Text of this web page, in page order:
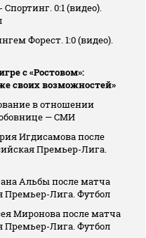
0:1 (видео).
Форест. 1:0 (видео).
с «Ростовом»:
своих возможностей»
в отношении
— СМИ
Игдисамова после
Премьер-Лига.
Альбы после матча
Премьер-Лига. Футбол
Миронова после матча
Премьер-Лига. Футбол